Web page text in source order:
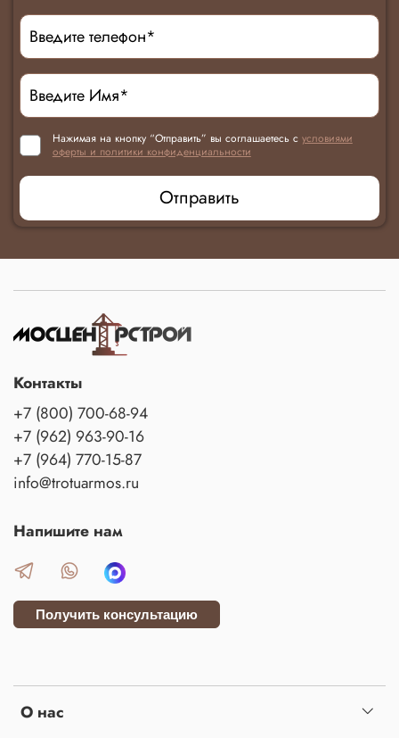
Нажимая на кнопку “Отправить” вы соглашаетесь с условиями
оферты и политики конфиденциальности
Отправить
О нас
Контакты
+7 (800) 700-68-94
+7 (962) 963-90-16
+7 (964) 770-15-87
info@trotuarmos.ru
Напишите нам
Получить консультацию